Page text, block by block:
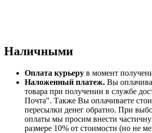
Наличными
Оплата курьеру в момент
Наложенный платеж. Вы
товара при получении в службе
Почта". Также Вы оплачиваете
пересылки денег обратно. При
оплаты мы просим внести
размере 10% от стоимости (но не